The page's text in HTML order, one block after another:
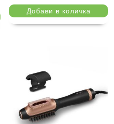
blower settings, Integrated
memory function